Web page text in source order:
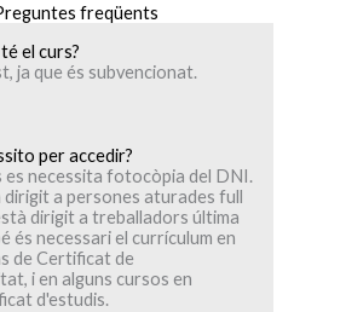
freqüents
el curs?
ja que és subvencionat.
per accedir?
es necessita fotocòpia del DNI.
dirigit a persones aturades full
dirigit a treballadors última
és necessari el currículum en
de Certificat de
i en alguns cursos en
d'estudis.